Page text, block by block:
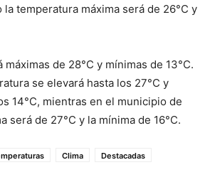
temperatura máxima será de 26°C y
de 28°C y mínimas de 13°C.
se elevará hasta los 27°C y
14°C, mientras en el municipio de
será de 27°C y la mínima de 16°C.
Clima
Destacadas